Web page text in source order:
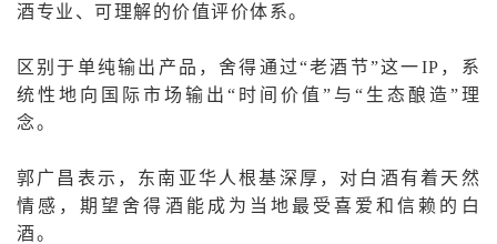
酒专业、可理解的价值评价体系。
区别于单纯输出产品，舍得通过“老酒节”这一IP，系
统性地向国际市场输出“时间价值”与“生态酿造”理
念。
郭广昌表示，东南亚华人根基深厚，对白酒有着天然
情感，期望舍得酒能成为当地最受喜爱和信赖的白
酒。